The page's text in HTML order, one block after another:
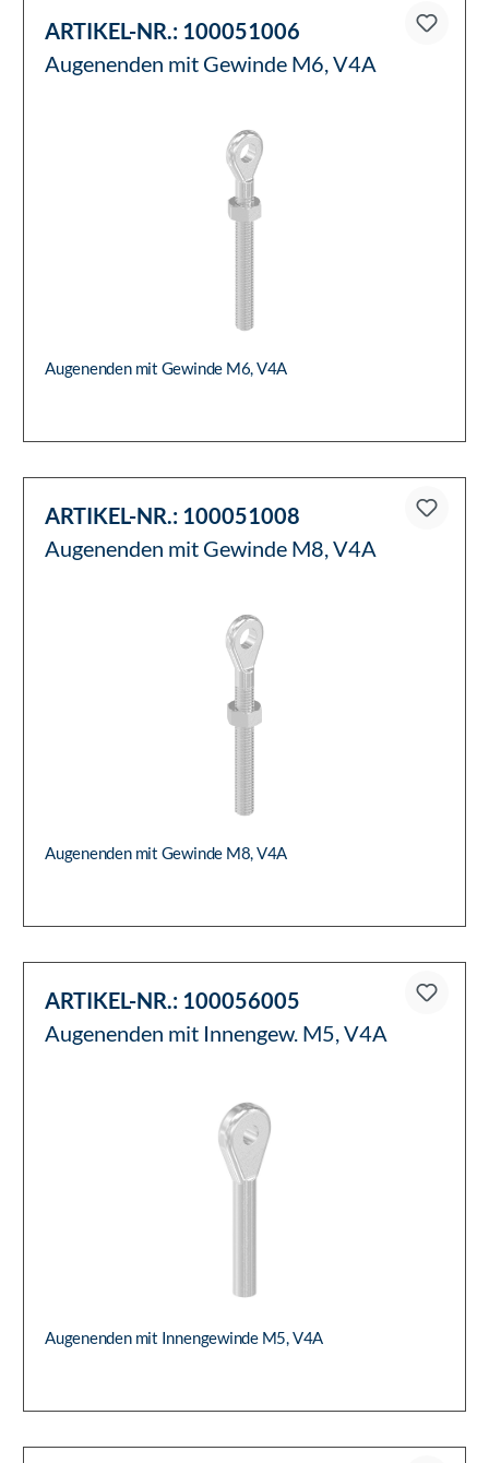
ARTIKEL-NR.: 100051006
Augenenden mit Gewinde M6, V4A
Augenenden mit Gewinde M6, V4A
ARTIKEL-NR.: 100051008
Augenenden mit Gewinde M8, V4A
Augenenden mit Gewinde M8, V4A
ARTIKEL-NR.: 100056005
Augenenden mit Innengew. M5, V4A
Augenenden mit Innengewinde M5, V4A